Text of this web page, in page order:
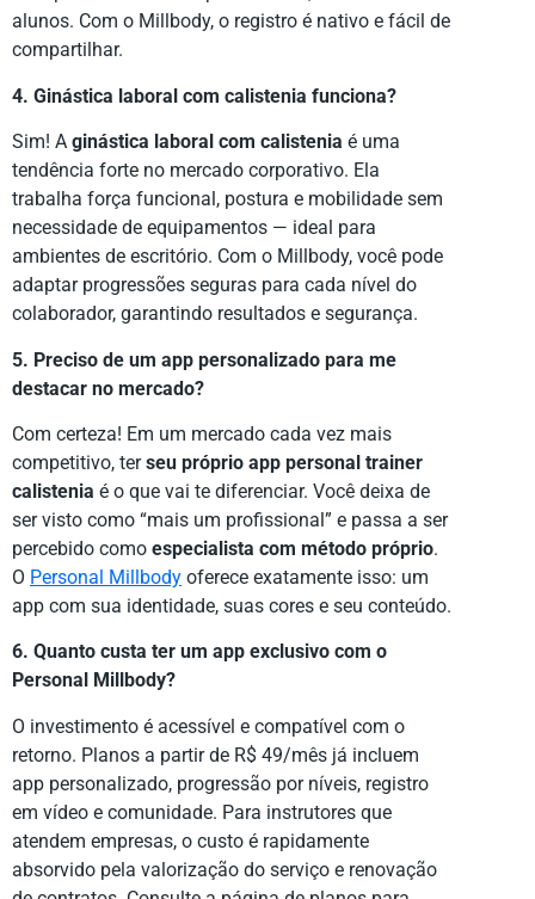
alunos. Com o Millbody, o registro é nativo e fácil de
compartilhar.
4. Ginástica laboral com calistenia funciona?
Sim! A ginástica laboral com calistenia é uma
tendência forte no mercado corporativo. Ela
trabalha força funcional, postura e mobilidade sem
necessidade de equipamentos — ideal para
ambientes de escritório. Com o Millbody, você pode
adaptar progressões seguras para cada nível do
colaborador, garantindo resultados e segurança.
5. Preciso de um app personalizado para me
destacar no mercado?
Com certeza! Em um mercado cada vez mais
competitivo, terseu próprio app personal trainer
calistenia é o que vai te diferenciar. Você deixa de
ser visto como “mais um profissional” e passa a ser
percebido como especialista com método próprio.
O Personal Millbody oferece exatamente isso: um
app com sua identidade, suas cores e seu conteúdo.
6. Quanto custa ter um app exclusivo com o
Personal Millbody?
O investimento é acessível e compatível com o
retorno. Planos a partir de R$ 49/mês já incluem
app personalizado, progressão por níveis, registro
em vídeo e comunidade. Para instrutores que
atendem empresas, o custo é rapidamente
absorvido pela valorização do serviço e renovação